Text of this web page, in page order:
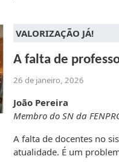
VALORIZAÇÃO JÁ!
A falta de
26 de janeiro, 2026
João Pereira
Membro do SN da
A falta de docentes no
atualidade. É um